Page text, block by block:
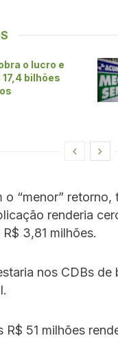
o lucro e
bilhões
o “menor”
renderia
3,81 milhões.
nos CDBs
R$ 51 milhões